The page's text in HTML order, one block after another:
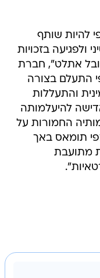
להיות שותף
ולפגיעה בזכויות
אתלט", חברת
התעלם בצורה
והתעללות
להיעלמותה
החמורות על
תומאס באך
מתועבת